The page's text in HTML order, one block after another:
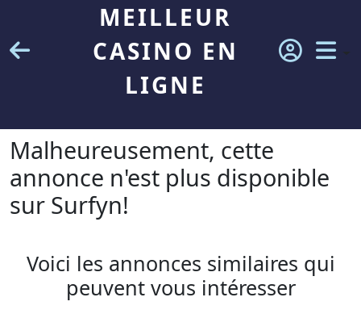
MEILLEUR
CASINO EN
LIGNE
Malheureusement, cette
annonce n'est plus disponible
sur Surfyn!
Voici les annonces similaires qui
peuvent vous intéresser